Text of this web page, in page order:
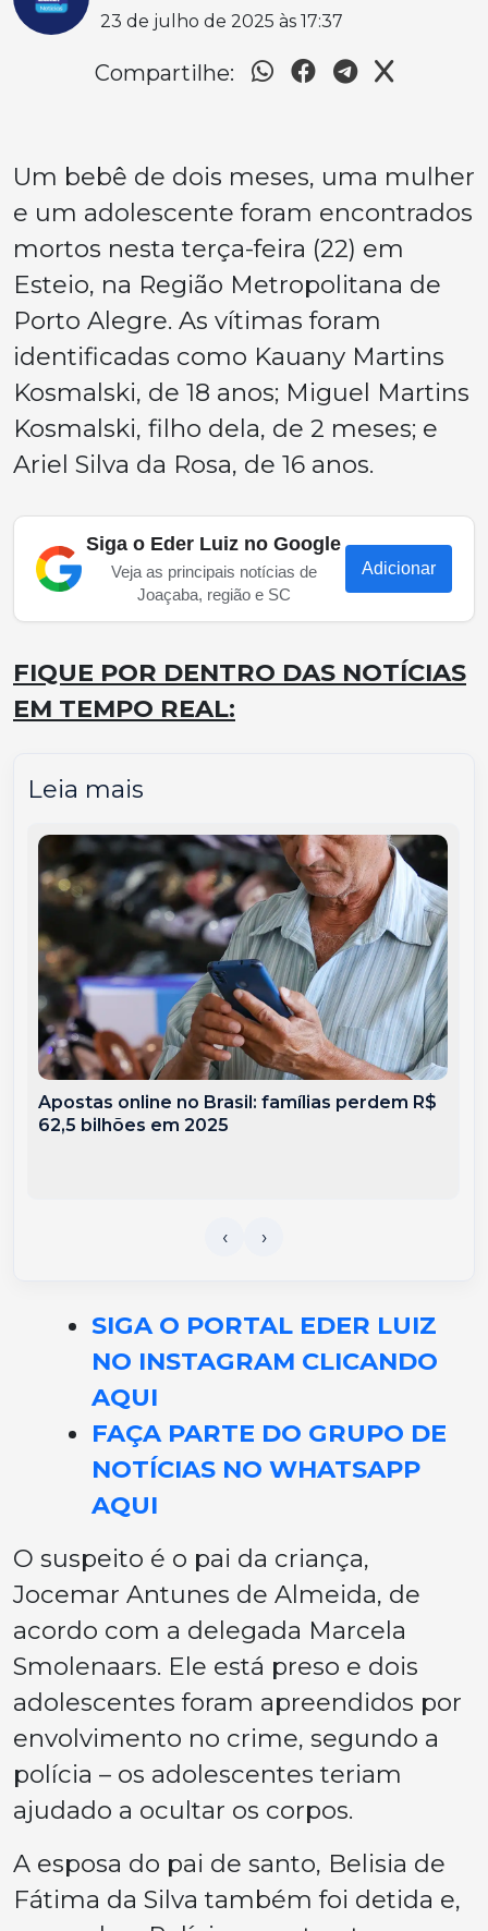
23 de julho de 2025 às 17:37
Compartilhe:
Um bebê de dois meses, uma mulher
e um adolescente foram encontrados
mortos nesta terça-feira (22) em
Esteio, na Região Metropolitana de
Porto Alegre. As vítimas foram
identificadas como Kauany Martins
Kosmalski, de 18 anos; Miguel Martins
Kosmalski, filho dela, de 2 meses; e
Ariel Silva da Rosa, de 16 anos.
Siga o Eder Luiz no Google
Veja as principais notícias de
Joaçaba, região e SC
Adicionar
FIQUE POR DENTRO DAS NOTÍCIAS
EM TEMPO REAL:
Leia mais
Apostas online no Brasil: famílias perdem R$
62,5 bilhões em 2025
SIGA O PORTAL EDER LUIZ
NO INSTAGRAM CLICANDO
AQUI
FAÇA PARTE DO GRUPO DE
NOTÍCIAS NO WHATSAPP
AQUI
O suspeito é o pai da criança,
Jocemar Antunes de Almeida, de
acordo com a delegada Marcela
Smolenaars. Ele está preso e dois
adolescentes foram apreendidos por
envolvimento no crime, segundo a
polícia – os adolescentes teriam
ajudado a ocultar os corpos.
A esposa do pai de santo, Belisia de
Fátima da Silva também foi detida e,